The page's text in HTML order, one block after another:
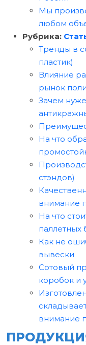
Мы
любом
Рубрика:
Тренды в
пластик)
Влияние
рынок
Зачем
На что
стэндов)
внимание
На что
паллетных
Как не
вывески
Сотовый
коробок и
внимание